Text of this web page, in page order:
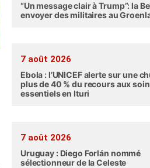
“Un message clair à Trump”: la
envoyer des militaires au
7 août 2026
Ebola : l’UNICEF alerte sur une
plus de 40 % du recours aux
essentiels en Ituri
7 août 2026
Uruguay : Diego Forlán nommé
sélectionneur de la Celeste